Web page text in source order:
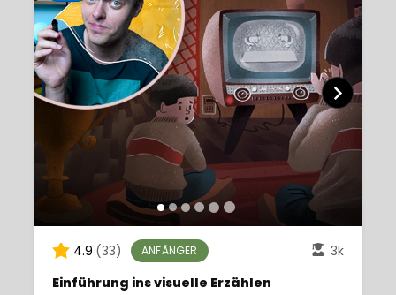
4.9 (33) ANFÄNGER
3k
Einführung ins visuelle Erzählen